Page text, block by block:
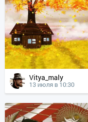
Vitya_maly
13 июля в 10:30